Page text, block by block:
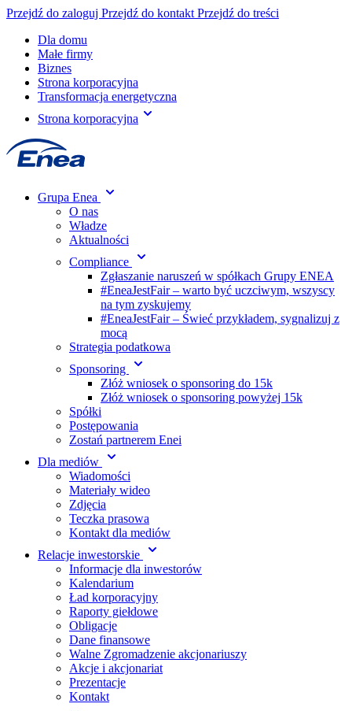
Przejdź do zaloguj Przejdź do kontakt Przejdź do treści
Dla domu
Małe firmy
Biznes
Strona korporacyjna
Transformacja energetyczna
Strona korporacyjna
Grupa Enea
O nas
Władze
Aktualności
Compliance
Zgłaszanie naruszeń w spółkach Grupy ENEA
#EneaJestFair – warto być uczciwym, wszyscy
na tym zyskujemy
#EneaJestFair – Świeć przykładem, sygnalizuj z
mocą
Strategia podatkowa
Sponsoring
Złóż wniosek o sponsoring do 15k
Złóż wniosek o sponsoring powyżej 15k
Spółki
Postępowania
Zostań partnerem Enei
Dla mediów
Wiadomości
Materiały wideo
Zdjęcia
Teczka prasowa
Kontakt dla mediów
Relacje inwestorskie
Informacje dla inwestorów
Kalendarium
Ład korporacyjny
Raporty giełdowe
Obligacje
Dane finansowe
Walne Zgromadzenie akcjonariuszy
Akcje i akcjonariat
Prezentacje
Kontakt